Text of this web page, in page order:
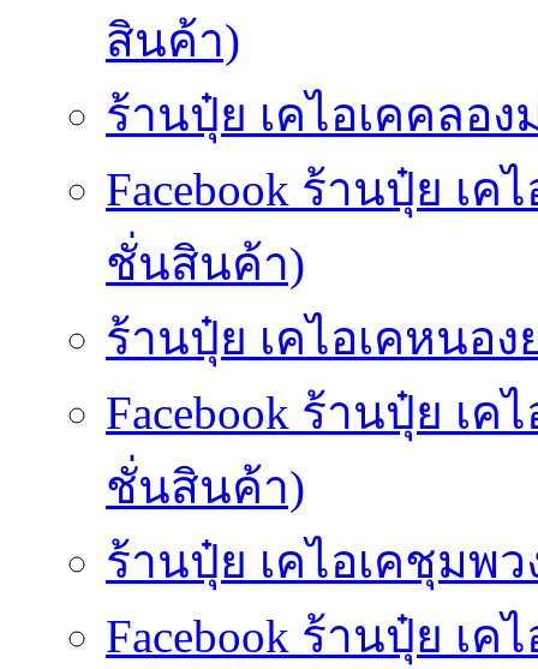
สินค้า)
ร้านปุ๋ย เคไอเคคลอ
Facebook ร้านปุ๋ย เ
ชั่นสินค้า)
ร้านปุ๋ย เคไอเคหนอ
Facebook ร้านปุ๋ย เ
ชั่นสินค้า)
ร้านปุ๋ย เคไอเคชุมพ
Facebook ร้านปุ๋ย เ